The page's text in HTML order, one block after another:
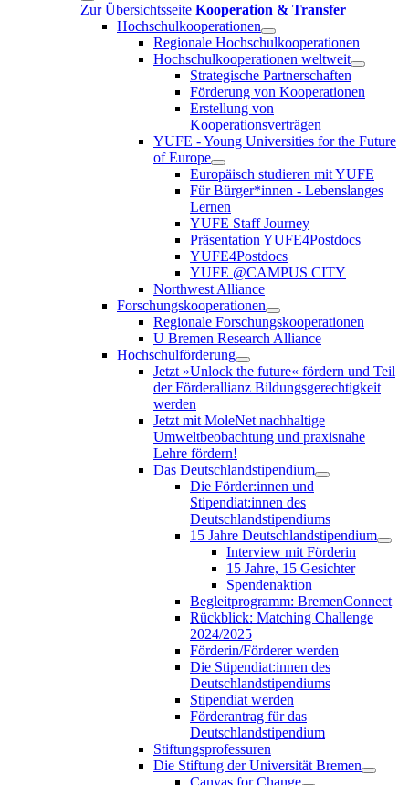
Zur Übersichtsseite Kooperation & Transfer
Hochschulkooperationen
Regionale Hochschulkooperationen
Hochschulkooperationen weltweit
Strategische Partnerschaften
Förderung von Kooperationen
Erstellung von
Kooperationsverträgen
YUFE - Young Universities for the Future
of Europe
Europäisch studieren mit YUFE
Für Bürger*innen - Lebenslanges
Lernen
YUFE Staff Journey
Präsentation YUFE4Postdocs
YUFE4Postdocs
YUFE @CAMPUS CITY
Northwest Alliance
Forschungskooperationen
Regionale Forschungskooperationen
U Bremen Research Alliance
Hochschulförderung
Jetzt »Unlock the future« fördern und Teil
der Förderallianz Bildungsgerechtigkeit
werden
Jetzt mit MoleNet nachhaltige
Umweltbeobachtung und praxisnahe
Lehre fördern!
Das Deutschlandstipendium
Die Förder:innen und
Stipendiat:innen des
Deutschlandstipendiums
15 Jahre Deutschlandstipendium
Interview mit Förderin
15 Jahre, 15 Gesichter
Spendenaktion
Begleitprogramm: BremenConnect
Rückblick: Matching Challenge
2024/2025
Förderin/Förderer werden
Die Stipendiat:innen des
Deutschlandstipendiums
Stipendiat werden
Förderantrag für das
Deutschlandstipendium
Stiftungsprofessuren
Die Stiftung der Universität Bremen
Canvas for Change